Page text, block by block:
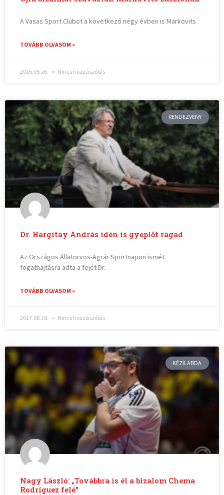
A Vasas Sport Clubot a következő négy évben is Markovits
TOVÁBB OLVASOM »
2016.05.26. Nincs hozzászólás
RENDEZVÉNY
Dr. Hargitay András idén is gyeplőt ragad
Az Országos Állatorvos-Agrár Sportnapon ismét
fogathajtásra adta a fejét Dr.
TOVÁBB OLVASOM »
2017.08.18. Nincs hozzászólás
KÉZILABDA
Nagy László: „Továbbra is él a bizalom Chema
Rodríguez felé”